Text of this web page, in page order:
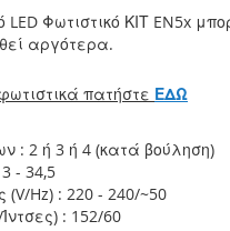
LED Φωτιστικό ΚΙΤ EN5x
αργότερα.
πατήστε ΕΔΩ
: 2 ή 3 ή 4 (κατά βούληση)
- 34,5
Hz) : 220 - 240/~50
: 152/60